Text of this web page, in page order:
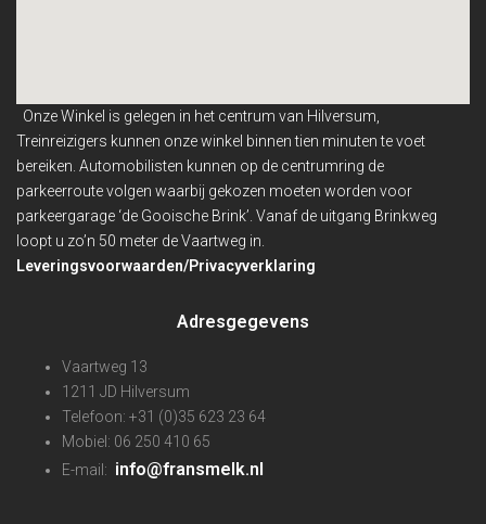
Onze Winkel is gelegen in het centrum van Hilversum,
Treinreizigers kunnen onze winkel binnentien minuten te voet
bereiken. Automobilisten kunnen op de centrumring de
parkeerroute volgen waarbij gekozen moeten worden voor
parkeergarage ‘de Gooische Brink’. Vanaf de uitgang Brinkweg
loopt u zo’n 50 meter de Vaartweg in.
Leveringsvoorwaarden/Privacyverklaring
Adresgegevens
Vaartweg 13
1211 JD Hilversum
Telefoon: +31 (0)35 623 23 64
Mobiel: 06 250 410 65
E-mail: info@fransmelk.nl